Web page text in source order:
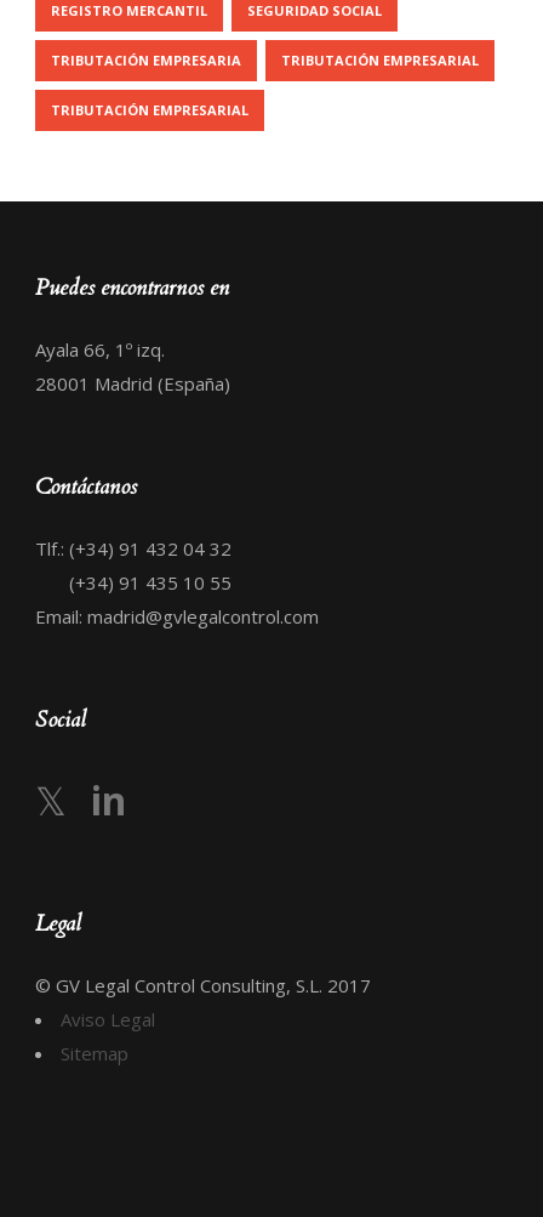
REGISTRO MERCANTIL SEGURIDAD SOCIAL
TRIBUTACIÓN EMPRESARIA TRIBUTACIÓN EMPRESARIAL
TRIBUTACIÓN EMPRESARIAL
Puedes encontrarnos en
Ayala 66, 1º izq.
28001 Madrid (España)
Contáctanos
Tlf.: (+34) 91 432 04 32
(+34) 91 435 10 55
Email: madrid@gvlegalcontrol.com
Social
𝕏 in
Legal
© GV Legal Control Consulting, S.L. 2017
Aviso Legal
Sitemap